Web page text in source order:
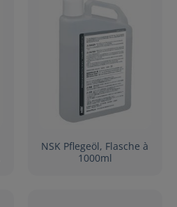
NSK Pflegeöl, Flasche à
1000ml